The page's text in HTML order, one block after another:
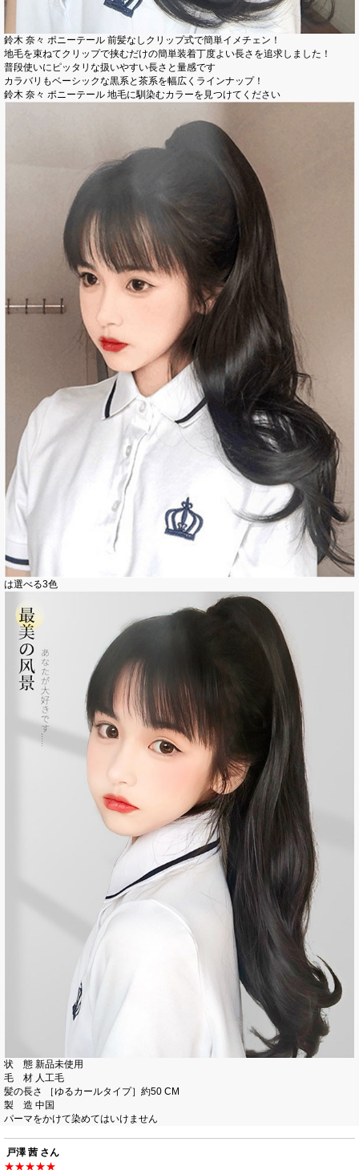
鈴木 奈々 ポニーテール 前髪なしクリップ式で簡単イメチェン！
地毛を束ねてクリップで挟むだけの簡単装着丁度よい長さを追求しました！
普段使いにピッタリな扱いやすい長さと量感です
カラバリもベーシックな黒系と茶系を幅広くラインナップ！
鈴木 奈々 ポニーテール 地毛に馴染むカラーを見つけてください
は選べる3色
状 態 新品未使用
毛 材 人工毛
髪の長さ ［ゆるカールタイプ］約50 CM
製 造 中国
パーマをかけて染めてはいけません
戸澤 茜 さん
★★★★★